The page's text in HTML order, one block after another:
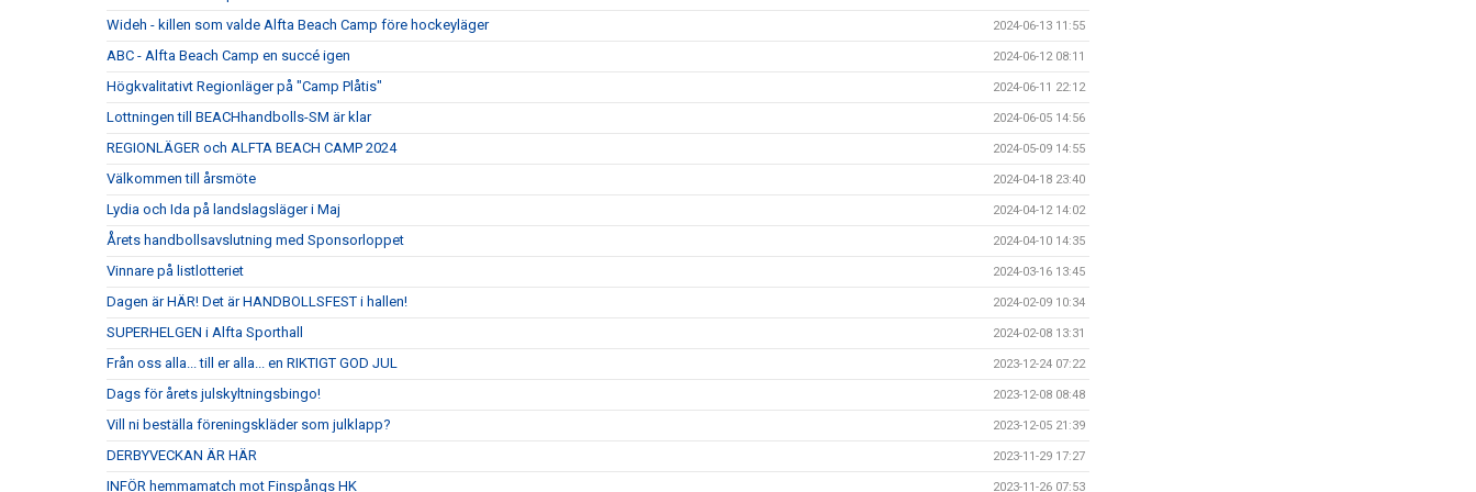
Wideh - killen som valde Alfta Beach Camp före hockeyläger 2024-06-13 11:55
ABC - Alfta Beach Camp en succé igen 2024-06-12 08:11
Högkvalitativt Regionläger på "Camp Plåtis" 2024-06-11 22:12
Lottningen till BEACHhandbolls-SM är klar 2024-06-05 14:56
REGIONLÄGER och ALFTA BEACH CAMP 2024 2024-05-09 14:55
Välkommen till årsmöte 2024-04-18 23:40
Lydia och Ida på landslagsläger i Maj 2024-04-12 14:02
Årets handbollsavslutning med Sponsorloppet 2024-04-10 14:35
Vinnare på listlotteriet 2024-03-16 13:45
Dagen är HÄR! Det är HANDBOLLSFEST i hallen! 2024-02-09 10:34
SUPERHELGEN i Alfta Sporthall 2024-02-08 13:31
Från oss alla... till er alla... en RIKTIGT GOD JUL 2023-12-24 07:22
Dags för årets julskyltningsbingo! 2023-12-08 08:48
Vill ni beställa föreningskläder som julklapp? 2023-12-05 21:39
DERBYVECKAN ÄR HÄR 2023-11-29 17:27
INFÖR hemmamatch mot Finspångs HK 2023-11-26 07:53